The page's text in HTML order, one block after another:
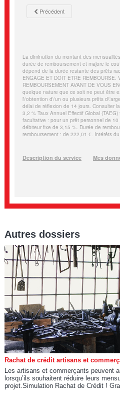
Autres dossiers
Rachat de crédit artisans et
Les artisans et commerçants peuvent
lorsqu’ils souhaitent réduire leurs
projet.Simulation Rachat de Crédit !